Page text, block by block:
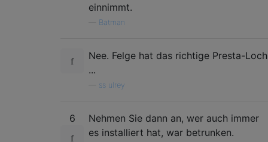
einnimmt.
Batman
Nee. Felge hat das richtige Presta-Loch
...
ss ulrey
6
Nehmen Sie dann an, wer auch immer
es installiert hat, war betrunken.